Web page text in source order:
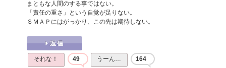
まともな人間のする事ではない。
「責任の重さ」という自覚が足りない。
ＳＭＡＰにはがっかり、この先は期待しない。
それな！ 49 うーん… 164